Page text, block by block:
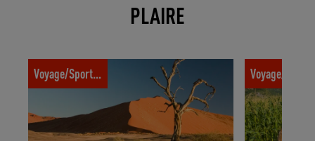
PLAIRE
Top 10 des plus beaux déserts à faire au
moins une fois dans sa vie
Voyage/Sport trotter
5
2024